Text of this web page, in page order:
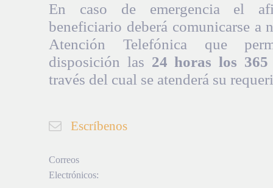
En caso de emergencia el
beneficiario deberá comunicarse a
Atención Telefónica que
disposición las 24 horas los
través del cual se atenderá su
Escríbenos
Correos
Electrónicos: